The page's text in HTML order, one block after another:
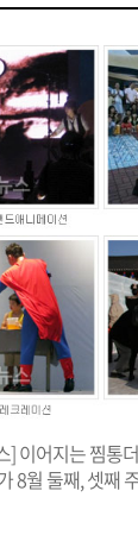
] 이어지는 찜통
8월 둘째, 셋째